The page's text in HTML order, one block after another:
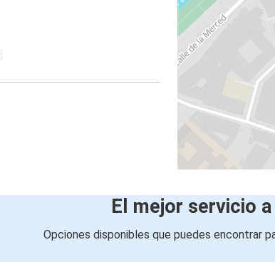
El mejor servicio
Opciones disponibles que puedes encontrar